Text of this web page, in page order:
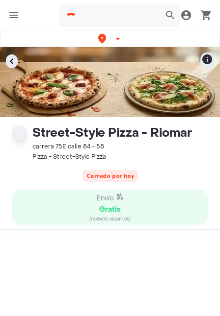
Street-Style Pizza - Riomar
carrera 75E calle 84 - 58
Pizza - Street-Style Pizza
Cerrado por hoy
Envío
Gratis
(nuevos usuarios)